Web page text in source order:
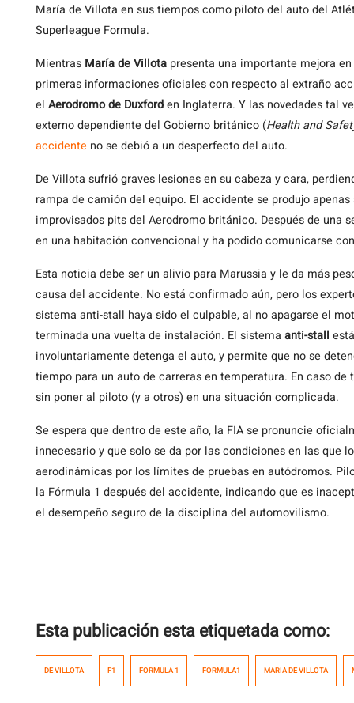
María de Villota en sus tiempos como piloto del auto del
Superleague Formula.
Mientras María de Villota presenta una importante mejora
primeras informaciones oficiales con respecto al extraño
el Aerodromo de Duxforden Inglaterra. Y las novedades tal
externo dependiente del Gobierno británico (Health and
accidente no se debió a un desperfecto del auto.
De Villota sufrió graves lesiones en su cabeza y cara,
rampa de camión del equipo. El accidente se produjo
improvisados pits del Aerodromo británico. Después de una
en una habitación convencional y ha podido comunicarse
Esta noticia debe ser un alivio para Marussia y le da más
causa del accidente. No está confirmado aún, pero los
sistema anti-stall haya sido el culpable, al no apagarse el
terminada una vuelta de instalación. El sistema anti-stall
involuntariamente detenga el auto, y permite que no se
tiempo para un auto de carreras en temperatura. En caso
sin poner al piloto (y a otros) en una situación complicada.
Se espera que dentro de este año, la FIA se pronuncie
innecesario y que solo se da por las condiciones en las que
aerodinámicas por los límites de pruebas en autódromos.
la Fórmula 1 después del accidente, indicando que es
el desempeño seguro de la disciplina del automovilismo.
Esta publicación esta etiquetada como:
DE VILLOTA F1 FORMULA 1 FORMULA1 MARIA DE VILLOTA